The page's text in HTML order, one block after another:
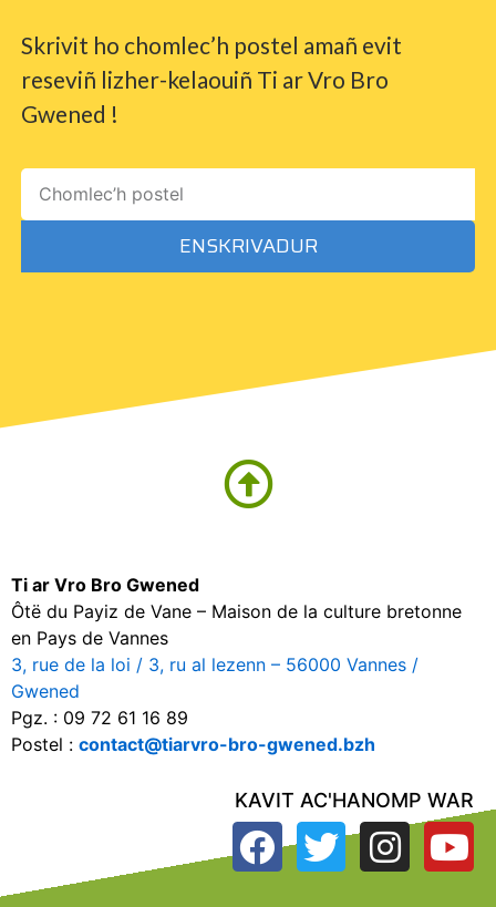
Skrivit ho chomlec’h postel amañ evit
reseviñ lizher-kelaouiñ Ti ar Vro Bro
Gwened !
ENSKRIVADUR
Ti ar Vro Bro Gwened
Ôtë du Payiz de Vane – Maison de la culture bretonne
en Pays de Vannes
3, rue de la loi / 3, ru al lezenn – 56000 Vannes /
Gwened
Pgz. : 09 72 61 16 89
Postel : contact@tiarvro-bro-gwened.bzh
KAVIT AC'HANOMP WAR